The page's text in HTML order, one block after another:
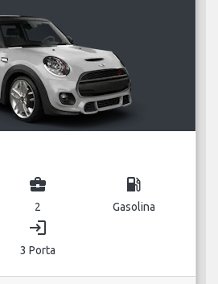
business_center
2
local_gas_station
Gasolina
login
3 Porta